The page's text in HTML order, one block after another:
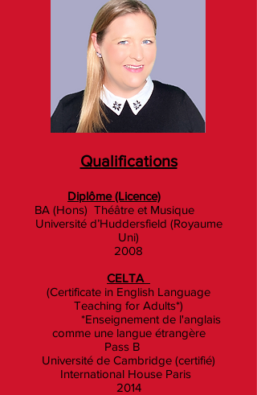
Qualifications
Diplôme (Licence)
BA (Hons) Théâtre et Musique
Université d’Huddersfield (Royaume
Uni)
2008
CELTA
(Certificate in English Language
Teaching for Adults*)
*Enseignement de l'anglais
comme une langue étrangère
Pass B
Université de Cambridge (certifié)
International House Paris
2014